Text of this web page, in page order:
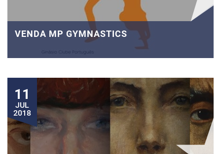
VENDA MP GYMNASTICS
11
JUL
2018